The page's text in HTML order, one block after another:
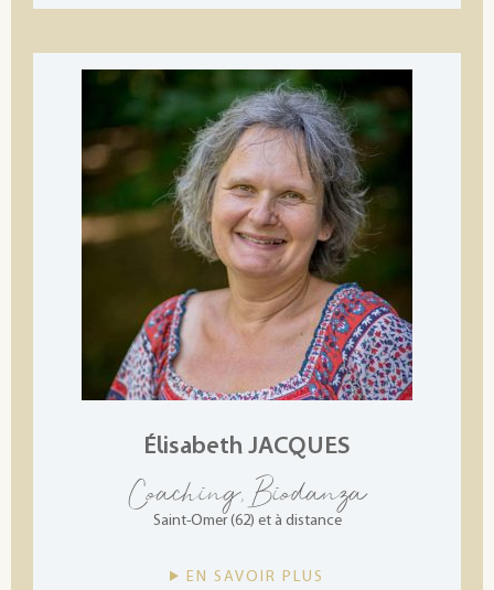
Élisabeth JACQUES
Coaching, Biodanza
Saint-Omer (62) et à distance
EN SAVOIR PLUS